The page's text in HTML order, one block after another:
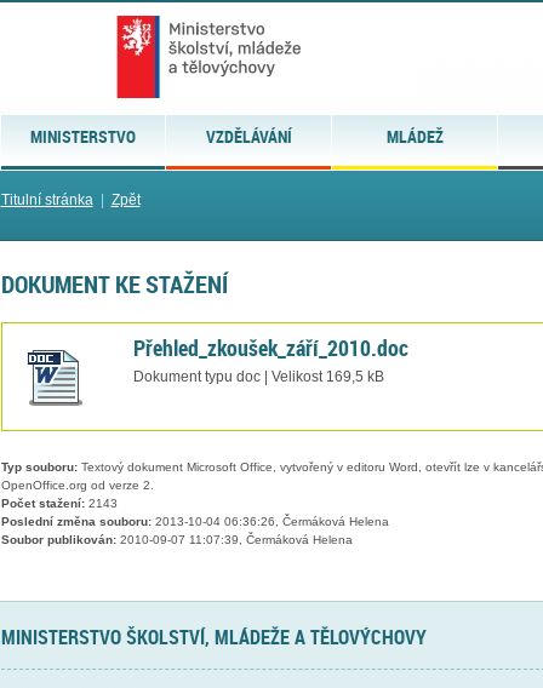
MINISTERSTVO VZDĚLÁVÁNÍ MLÁDEŽ
Titulní stránka| Zpět
DOKUMENT KE STAŽENÍ
Přehled_zkoušek_září_2010.doc
Dokument typu doc | Velikost 169,5 kB
Typ souboru:Textový dokument Microsoft Office, vytvořený v editoru Word, otevřít lze v
OpenOffice.org od verze 2.
Počet stažení:2143
Poslední změna souboru:2013-10-04 06:36:26, Čermáková Helena
Soubor publikován:2010-09-07 11:07:39, Čermáková Helena
MINISTERSTVO ŠKOLSTVÍ, MLÁDEŽE A TĚLOVÝCHOVY